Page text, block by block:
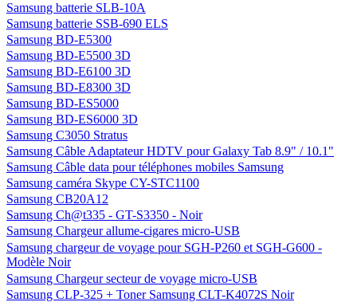
Samsung batterie SLB-10A
Samsung batterie SSB-690 ELS
Samsung BD-E5300
Samsung BD-E5500 3D
Samsung BD-E6100 3D
Samsung BD-E8300 3D
Samsung BD-ES5000
Samsung BD-ES6000 3D
Samsung C3050 Stratus
Samsung Câble Adaptateur HDTV pour Galaxy Tab 8.9" / 10.1"
Samsung Câble data pour téléphones mobiles Samsung
Samsung caméra Skype CY-STC1100
Samsung CB20A12
Samsung Ch@t335 - GT-S3350 - Noir
Samsung Chargeur allume-cigares micro-USB
Samsung chargeur de voyage pour SGH-P260 et SGH-G600 -
Modèle Noir
Samsung Chargeur secteur de voyage micro-USB
Samsung CLP-325 + Toner Samsung CLT-K4072S Noir